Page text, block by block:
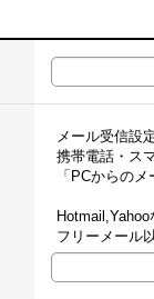
メール受信設
携帯電話・ス
「PCからの
フリーメール